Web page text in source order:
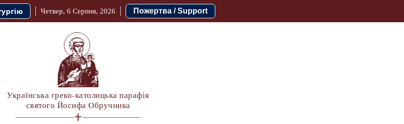
Четвер, 6 Серпня, 2026 Пожертва / Support
Українська греко-католицька парафія
святого Йосифа Обручника